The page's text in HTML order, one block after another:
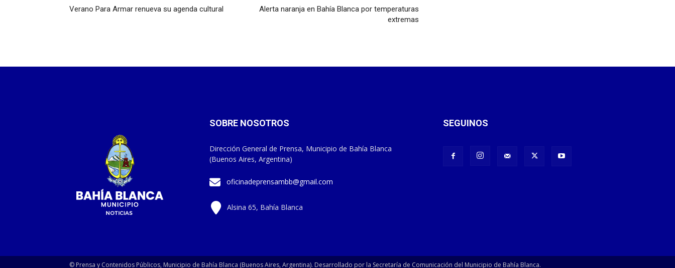
Verano Para Armar renueva su agenda cultural
Alerta naranja en Bahía Blanca por temperaturas
extremas
SOBRE NOSOTROS
Dirección General de Prensa, Municipio de Bahía Blanca
(Buenos Aires, Argentina)
oficinadeprensambb@gmail.com
Alsina 65, Bahía Blanca
SEGUINOS
© Prensa y Contenidos Públicos, Municipio de Bahía Blanca (Buenos Aires, Argentina). Desarrollado por la Secretaría de Comunicación del Municipio de Bahía Blanca.